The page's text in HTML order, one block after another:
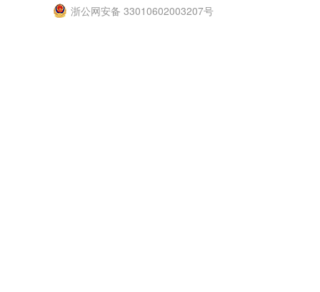
浙公网安备 33010602003207号